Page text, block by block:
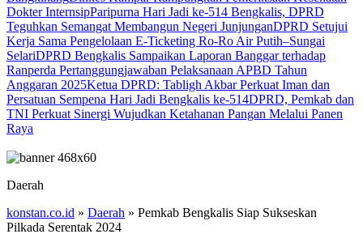
Dokter InternsipParipurna Hari Jadi ke-514 Bengkalis, DPRD
Teguhkan Semangat Membangun Negeri JunjunganDPRD Setujui
Kerja Sama Pengelolaan E-Ticketing Ro-Ro Air Putih–Sungai
SelariDPRD Bengkalis Sampaikan Laporan Banggar terhadap
Ranperda Pertanggungjawaban Pelaksanaan APBD Tahun
Anggaran 2025Ketua DPRD: Tabligh Akbar Perkuat Iman dan
Persatuan Sempena Hari Jadi Bengkalis ke-514DPRD, Pemkab dan
TNI Perkuat Sinergi Wujudkan Ketahanan Pangan Melalui Panen
Raya
Daerah
konstan.co.id » Daerah » Pemkab Bengkalis Siap Sukseskan
Pilkada Serentak 2024